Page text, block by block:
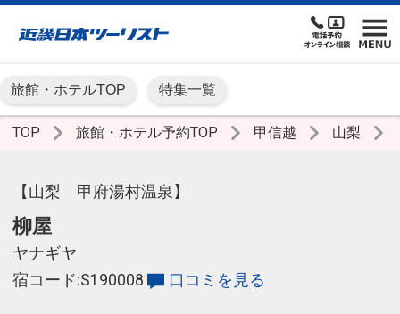
旅館・ホテルTOP 特集一覧
TOP 旅館・ホテル予約TOP 甲信越 山梨
【山梨 甲府湯村温泉】
柳屋
ヤナギヤ
宿コード:S190008
口コミを見る